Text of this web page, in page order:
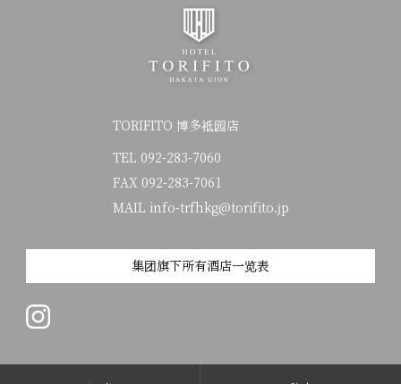
TORIFITO 博多祗园店
TEL 092-283-7060
FAX 092-283-7061
MAIL info-trfhkg@torifito.jp
集团旗下所有酒店一览表